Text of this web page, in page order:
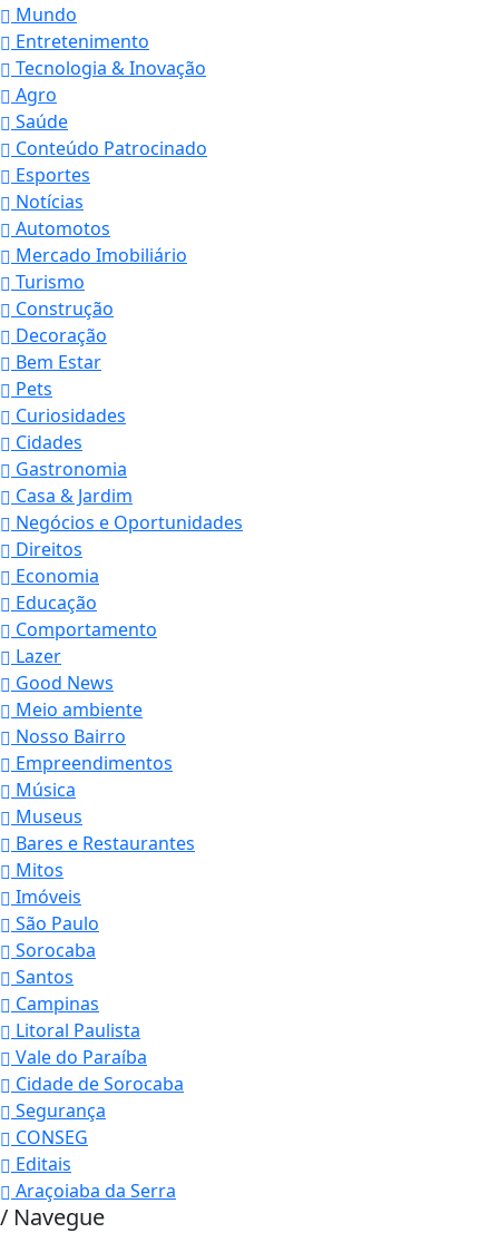
Mundo
Entretenimento
Tecnologia & Inovação
Agro
Saúde
Conteúdo Patrocinado
Esportes
Notícias
Automotos
Mercado Imobiliário
Turismo
Construção
Decoração
Bem Estar
Pets
Curiosidades
Cidades
Gastronomia
Casa & Jardim
Negócios e Oportunidades
Direitos
Economia
Educação
Comportamento
Lazer
Good News
Meio ambiente
Nosso Bairro
Empreendimentos
Música
Museus
Bares e Restaurantes
Mitos
Imóveis
São Paulo
Sorocaba
Santos
Campinas
Litoral Paulista
Vale do Paraíba
Cidade de Sorocaba
Segurança
CONSEG
Editais
Araçoiaba da Serra
/ Navegue